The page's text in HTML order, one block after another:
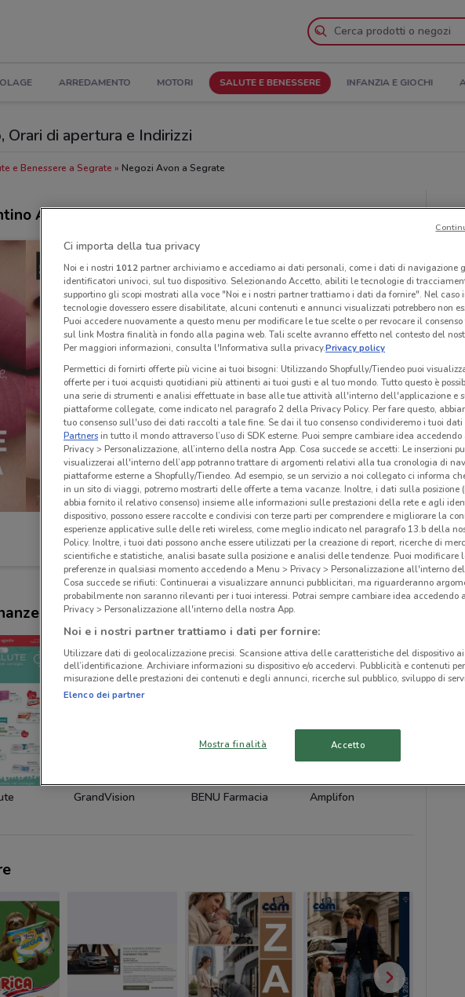
ARREDAMENTO MOTORI SALUTE E BENESSERE INFANZIA E GIOCHI
Orari di apertura e Indirizzi
e Benessere a Segrate Negozi Avon a Segrate
Avon
41.5 km
GrandVision BENU Farmacia Amplifon
Ci importa della tua privacy
Noi e i nostri 1012partner archiviamo e accediamo ai dati personali, come i dati di navigazione
identificatori univoci, sul tuo dispositivo. Selezionando Accetto, abiliti le tecnologie di
supportino gli scopi mostrati alla voce "Noi e i nostri partner trattiamo i dati da fornire". Nel caso
tecnologie dovessero essere disabilitate, alcuni contenuti e annunci visualizzati potrebbero non
Puoi accedere nuovamente a questo menu per modificare le tue scelte o per revocare il
sul link Mostra finalità in fondo alla pagina web. Tali scelte avranno effetto nel contesto del
Per maggiori informazioni, consulta l'Informativa sulla privacy.Privacy policy
Permettici di fornirti offerte più vicine ai tuoi bisogni: Utilizzando Shopfully/Tiendeo puoi
offerte per i tuoi acquisti quotidiani più attinenti ai tuoi gusti e al tuo mondo. Tutto questo è
una serie di strumenti e analisi effettuate in base alle tue attività all'interno dell'applicazione e
piattaforme collegate, come indicato nel paragrafo 2 della Privacy Policy. Per fare questo,
tuo consenso sull'uso dei dati raccolti a tale fine. Se dai il tuo consenso condivideremo i tuoi dati
Partnersin tutto il mondo attraverso l’uso di SDK esterne. Puoi sempre cambiare idea accedendo
Privacy > Personalizzazione, all’interno della nostra App. Cosa succede se accetti: Le inserzioni
visualizzerai all'interno dell’app potranno trattare di argomenti relativi alla tua cronologia di
piattaforme esterne a Shopfully/Tiendeo. Ad esempio, se un servizio a noi collegato ci informa
in un sito di viaggi, potremo mostrarti delle offerte a tema vacanze. Inoltre, i dati sulla posizione
abbia fornito il relativo consenso) insieme alle informazioni sulle prestazioni della rete e agli
dispositivo, possono essere raccolte e condivisi con terze parti per comprendere e migliorare la
esperienze applicative sulle delle reti wireless, come meglio indicato nel paragrafo 13.b della
Policy. Inoltre, i tuoi dati possono anche essere utilizzati per la creazione di report, ricerche di
scientifiche e statistiche, analisi basate sulla posizione e analisi delle tendenze. Puoi modificare
preferenze in qualsiasi momento accedendo a Menu > Privacy > Personalizzazione all'interno
Cosa succede se rifiuti: Continuerai a visualizzare annunci pubblicitari, ma riguarderanno
probabilmente non saranno rilevanti per i tuoi interessi. Potrai sempre cambiare idea accedendo
Privacy > Personalizzazione all'interno della nostra App.
Noi e i nostri partner trattiamo i dati per fornire:
Utilizzare dati di geolocalizzazione precisi. Scansione attiva delle caratteristiche del dispositivo
dell’identificazione. Archiviare informazioni su dispositivo e/o accedervi. Pubblicità e contenuti
misurazione delle prestazioni dei contenuti e degli annunci, ricerche sul pubblico, sviluppo di
Elenco dei partner
Mostra finalità Accetto